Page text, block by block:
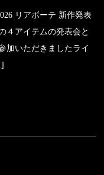
リアボーテ 新作発表
４アイテムの発表会と
加いただきましたライ